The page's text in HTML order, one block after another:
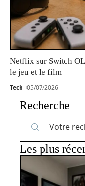
Netflix sur Switch
le jeu et le film
Tech 05/07/2026
Recherche
Les plus